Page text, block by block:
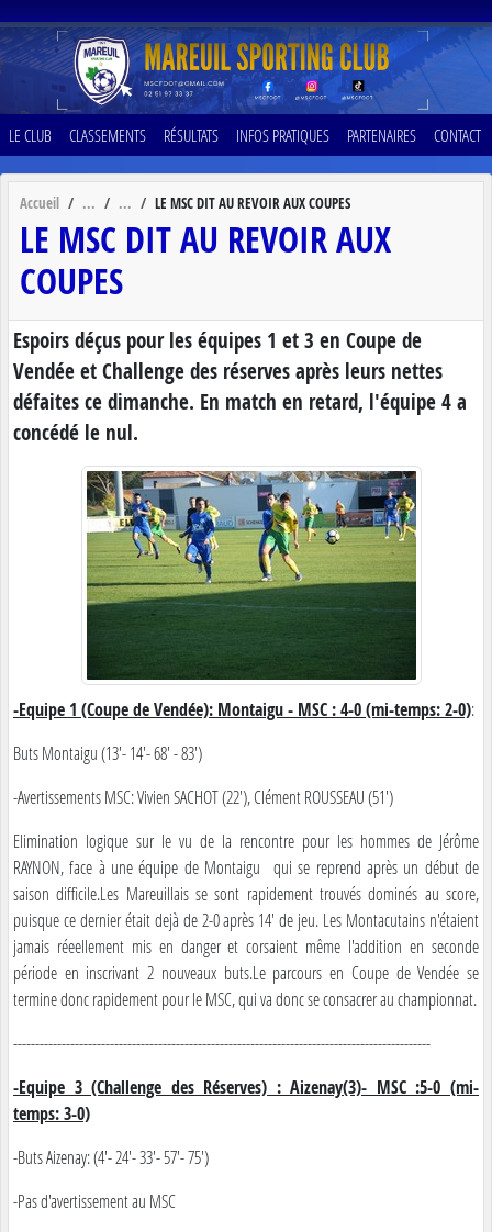
LE CLUB CLASSEMENTS RÉSULTATS INFOS PRATIQUES PARTENAIRES CONTACT
Accueil LE MSC DIT AU REVOIR AUX COUPES
LE MSC DIT AU REVOIR AUX
COUPES
Espoirs déçus pour les équipes 1 et 3 en Coupe de
Vendée et Challenge des réserves après leurs nettes
défaites ce dimanche. En match en retard, l'équipe 4 a
concédé le nul.
-Equipe 1 (Coupe de Vendée): Montaigu - MSC : 4-0 (mi-temps: 2-0):
Buts Montaigu (13'- 14'- 68' - 83')
-Avertissements MSC: Vivien SACHOT (22'), Clément ROUSSEAU (51')
Elimination logique sur le vu de la rencontre pour les hommes de Jérôme
RAYNON, face à une équipe de Montaigu qui se reprend après un début de
saison difficile.Les Mareuillais se sont rapidement trouvés dominés au score,
puisque ce dernier était dejà de 2-0 après 14' de jeu. Les Montacutains n'étaient
jamais réeellement mis en danger et corsaient même l'addition en seconde
période en inscrivant 2 nouveaux buts.Le parcours en Coupe de Vendée se
termine donc rapidement pour le MSC, qui va donc se consacrer au championnat.
-----------------------------------------------------------------------------------------------
-Equipe 3 (Challenge des Réserves) : Aizenay(3)- MSC :5-0 (mi-
temps: 3-0)
-Buts Aizenay: (4'- 24'- 33'- 57'- 75')
-Pas d'avertissement au MSC